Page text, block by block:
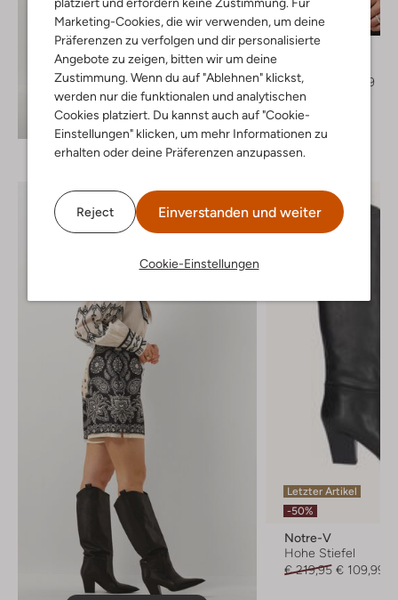
Marketing-Cookies, die wir verwenden, um deine
Präferenzen zu verfolgen und dir personalisierte
Angebote zu zeigen, bitten wir um deine
Zustimmung. Wenn du auf "Ablehnen" klickst,
werden nur die funktionalen und analytischen
Cookies platziert. Du kannst auch auf "Cookie-
Einstellungen" klicken, um mehr Informationen zu
erhalten oder deine Präferenzen anzupassen.
Reject Einverstanden und weiter
Cookie-Einstellungen
Entdecke den Look
Letzter Artikel
-50%
Liu Jo
€ 94,95
€ 46,99
Letzter Artikel
-50%
Notre-V
Hohe Stiefel
€ 219,95 € 109,99